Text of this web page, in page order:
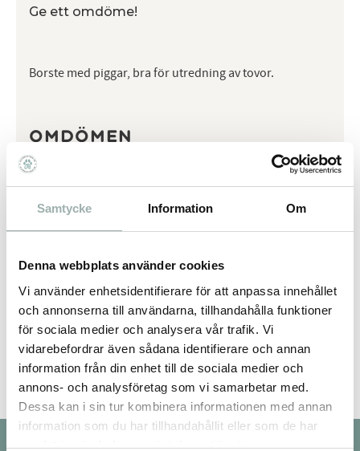
Samtycke Information Om
Denna webbplats använder cookies
Vi använder enhetsidentifierare för att anpassa innehållet
och annonserna till användarna, tillhandahålla funktioner
för sociala medier och analysera vår trafik. Vi
vidarebefordrar även sådana identifierare och annan
information från din enhet till de sociala medier och
annons- och analysföretag som vi samarbetar med.
Dessa kan i sin tur kombinera informationen med annan
information som du har tillhandahållit eller som de har
samlat in när du har använt deras tjänster.
Ge ett omdöme!
Borste med piggar, bra för utredning av tovor.
Omdömen
Bli den första att lämna ett omdöme.